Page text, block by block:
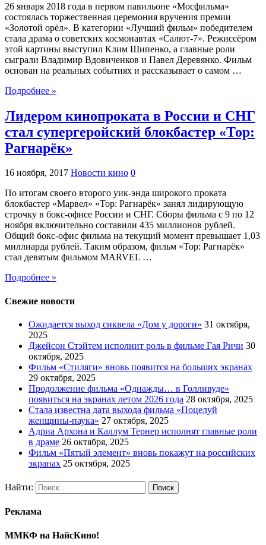
26 января 2018 года в первом павильоне «Мосфильма»
состоялась торжественная церемония вручения премии
«Золотой орёл». В категории «Лучший фильм» победителем
стала драма о советских космонавтах «Салют-7». Режиссёром
этой картины выступил Клим Шипенко, а главные роли
сыграли Владимир Вдовиченков и Павел Деревянко. Фильм
основан на реальных событиях и рассказывает о самом …
Подробнее »
Лидером кинопроката в России и СНГ
стал супергеройский блокбастер «Тор:
Рагнарёк»
16 ноября, 2017 Новости кино 0
По итогам своего второго уик-энда широкого проката
блокбастер «Марвел» «Тор: Рагнарёк» занял лидирующую
строчку в бокс-офисе России и СНГ. Сборы фильма с 9 по 12
ноября включительно составили 435 миллионов рублей.
Общий бокс-офис фильма на текущий момент превышает 1,03
миллиарда рублей. Таким образом, фильм «Тор: Рагнарёк»
стал девятым фильмом MARVEL …
Подробнее »
Свежие новости
Ожидается выход сиквела «Дом у дороги» 31 октября,
2025
Джейсон Стэйтем исполнит роль в фильме Гая Ричи 30
октября, 2025
Фильм «Стиляги» вновь появится на больших экранах
29 октября, 2025
Продолжение фильма «Однажды… в Голливуде»
появиться на экранах летом 2026 года 28 октября, 2025
Стала известна дата выхода фильма «Поцелуй
женщины-паука» 27 октября, 2025
Адриа Архона и Каллум Тернер исполнят главные роли
в драме 26 октября, 2025
Фильм «Пятый элемент» вновь покажут на российских
экранах 25 октября, 2025
Найти:
Реклама
ММКФ на НайсКино!